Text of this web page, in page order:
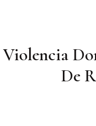
Violencia
De